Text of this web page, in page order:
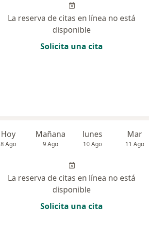
La reserva de citas en línea no está
disponible
Solicita una cita
Hoy
8 Ago
Mañana
9 Ago
lunes
10 Ago
Mar
11 Ago
La reserva de citas en línea no está
disponible
Solicita una cita